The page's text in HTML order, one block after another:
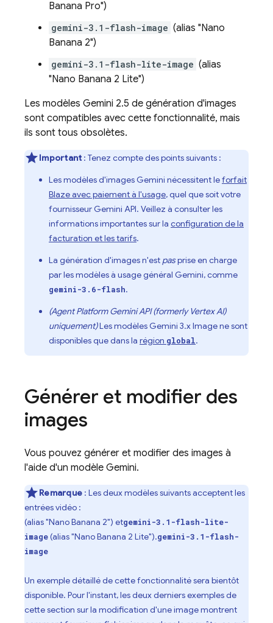
Banana Pro")
gemini-3.1-flash-image (alias "Nano
Banana 2")
gemini-3.1-flash-lite-image (alias
"Nano Banana 2 Lite")
Les modèles Gemini 2.5 de génération d'images
sont compatibles avec cette fonctionnalité, mais
ils sont tous obsolètes.
Important : Tenez compte des points suivants :
Les modèles d'images Gemini nécessitent leforfait
Blaze avec paiement à l'usage, quel que soit votre
fournisseur Gemini API. Veillez à consulter les
informations importantes sur la configuration de la
facturation et les tarifs.
La génération d'images n'est pasprise en charge
par les modèles à usage général Gemini, comme
gemini-3.6-flash.
(Agent PlatformGemini API (formerly Vertex AI)
uniquement)Les modèles Gemini 3.x Imagene sont
disponibles que dans la région global.
Générer et modifier des
images
Vous pouvez générer et modifier des images à
l'aide d'un modèle Gemini.
Remarque : Les deux modèles suivants acceptent les
entrées vidéo :
(alias "Nano Banana 2") etgemini-3.1-flash-lite-
image(alias "Nano Banana 2 Lite").gemini-3.1-flash-
image
Un exemple détaillé de cette fonctionnalité sera bientôt
disponible. Pour l'instant, les deux derniers exemples de
cette section sur la modification d'une image montrent